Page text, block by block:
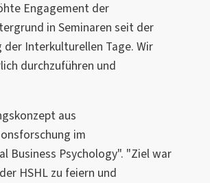
Engagement der
in Seminaren seit der
Interkulturellen Tage. Wir
durchzuführen und
aus
im
Business Psychology". "Ziel war
HSHL zu feiern und